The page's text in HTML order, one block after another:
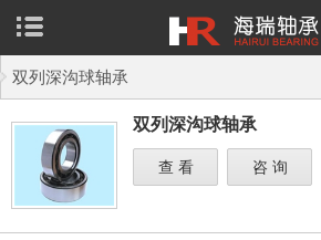
双列深沟球轴承
双列深沟球轴承
查 看 咨 询